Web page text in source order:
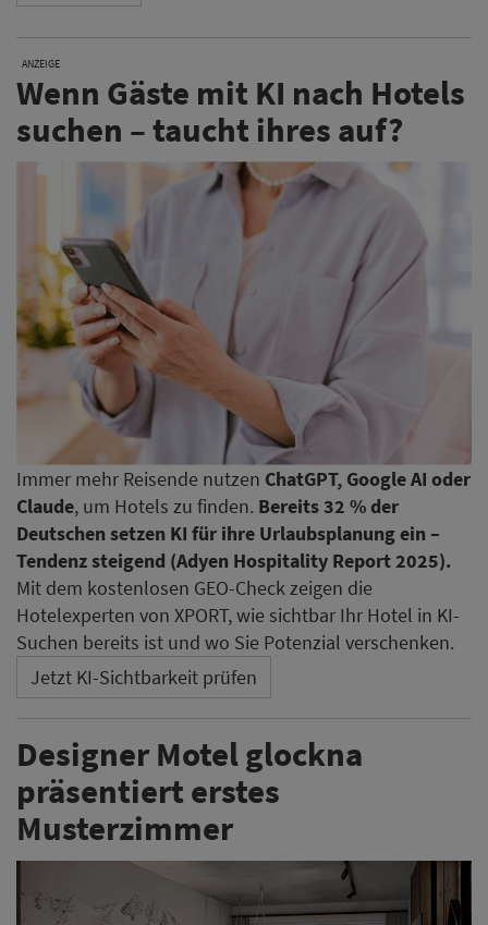
ANZEIGE
Wenn Gäste mit KI nach Hotels
suchen – taucht ihres auf?
Immer mehr Reisende nutzen ChatGPT, Google AI oder
Claude, um Hotels zu finden. Bereits 32 % der
Deutschen setzen KI für ihre Urlaubsplanung ein –
Tendenz steigend (Adyen Hospitality Report 2025).
Mit dem kostenlosen GEO-Check zeigen die
Hotelexperten von XPORT, wie sichtbar Ihr Hotel in KI-
Suchen bereits ist und wo Sie Potenzial verschenken.
Jetzt KI-Sichtbarkeit prüfen
Designer Motel glockna
präsentiert erstes
Musterzimmer